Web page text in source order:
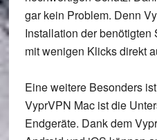
gar kein Problem. Denn
Installation der benötigten
mit wenigen Klicks direkt
Eine weitere Besonders
VyprVPN Mac ist die
Endgeräte. Dank dem